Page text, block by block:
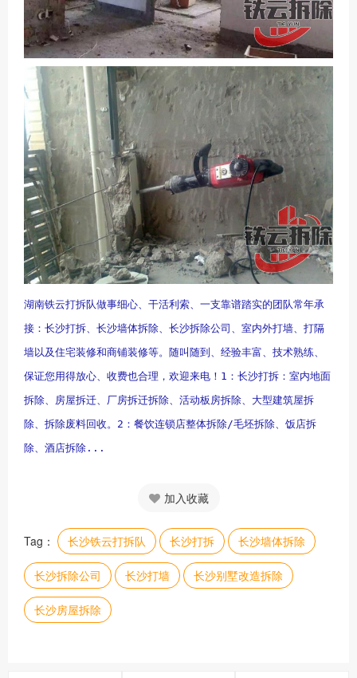
湖南铁云打拆队做事细心、干活利索、一支靠谱踏实的团队常年承
接：长沙打拆、长沙墙体拆除、长沙拆除公司、室内外打墙、打隔
墙以及住宅装修和商铺装修等。随叫随到、经验丰富、技术熟练、
保证您用得放心、收费也合理，欢迎来电！1：长沙打拆：室内地面
拆除、房屋拆迁、厂房拆迁拆除、活动板房拆除、大型建筑屋拆
除、拆除废料回收。2：餐饮连锁店整体拆除/毛坯拆除、饭店拆
除、酒店拆除...
加入收藏
Tag： ​长沙铁云打拆队 长沙打拆 长沙墙体拆除
长沙拆除公司 长沙打墙 长沙别墅改造拆除
长沙房屋拆除